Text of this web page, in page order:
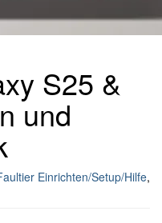
S25 &
und
Einrichten/Setup/Hilfe,